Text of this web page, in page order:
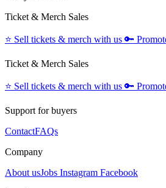
Ticket & Merch Sales
⭐️ Sell tickets & merch with us 🔑
Ticket & Merch Sales
⭐️ Sell tickets & merch with us 🔑
Support for buyers
ContactFAQs
Company
About usJobs Instagram Facebook